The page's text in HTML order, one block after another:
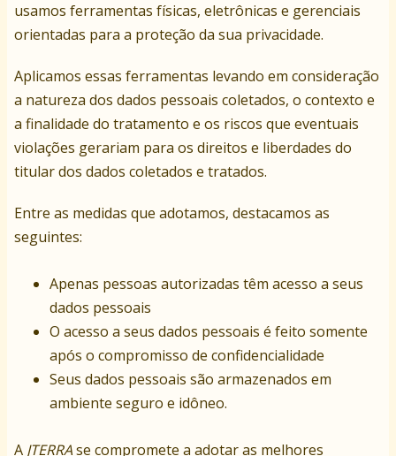
usamos ferramentas físicas, eletrônicas e gerenciais
orientadas para a proteção da sua privacidade.
Aplicamos essas ferramentas levando em consideração
a natureza dos dados pessoais coletados, o contexto e
a finalidade do tratamento e os riscos que eventuais
violações gerariam para os direitos e liberdades do
titular dos dados coletados e tratados.
Entre as medidas que adotamos, destacamos as
seguintes:
Apenas pessoas autorizadas têm acesso a seus
dados pessoais
O acesso a seus dados pessoais é feito somente
após o compromisso de confidencialidade
Seus dados pessoais são armazenados em
ambiente seguro e idôneo.
A JTERRAse compromete a adotar as melhores